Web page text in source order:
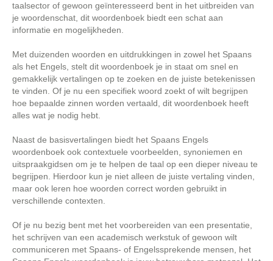
taalsector of gewoon geïnteresseerd bent in het uitbreiden van
je woordenschat, dit woordenboek biedt een schat aan
informatie en mogelijkheden.
Met duizenden woorden en uitdrukkingen in zowel het Spaans
als het Engels, stelt dit woordenboek je in staat om snel en
gemakkelijk vertalingen op te zoeken en de juiste betekenissen
te vinden. Of je nu een specifiek woord zoekt of wilt begrijpen
hoe bepaalde zinnen worden vertaald, dit woordenboek heeft
alles wat je nodig hebt.
Naast de basisvertalingen biedt het Spaans Engels
woordenboek ook contextuele voorbeelden, synoniemen en
uitspraakgidsen om je te helpen de taal op een dieper niveau te
begrijpen. Hierdoor kun je niet alleen de juiste vertaling vinden,
maar ook leren hoe woorden correct worden gebruikt in
verschillende contexten.
Of je nu bezig bent met het voorbereiden van een presentatie,
het schrijven van een academisch werkstuk of gewoon wilt
communiceren met Spaans- of Engelssprekende mensen, het